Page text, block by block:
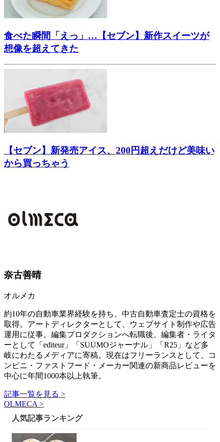
食べた瞬間「えっ」…【セブン】新作スイーツが
想像を超えてきた
【セブン】新発売アイス、200円超えだけど美味い
から買っちゃう
奈古善晴
オルメカ
約10年の自動車業界経験を持ち、中古自動車査定士の資格を
取得。アートディレクターとして、ウェブサイト制作や広告
運用に従事。編集プロダクションへ転職後、編集者・ライタ
ーとして「editeur」「SUUMOジャーナル」「R25」など多
岐にわたるメディアに寄稿。現在はフリーランスとして、コ
ンビニ・ファストフード・メーカー関連の新商品レビューを
中心に年間1000本以上執筆。
記事一覧を見る >
OLMECA >
人気記事ランキング